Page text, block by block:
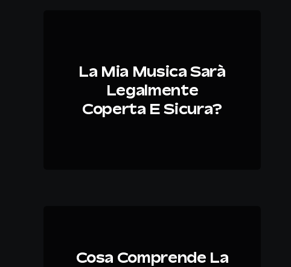
La Mia Musica Sarà
Legalmente
Coperta E Sicura?
Cosa Comprende La